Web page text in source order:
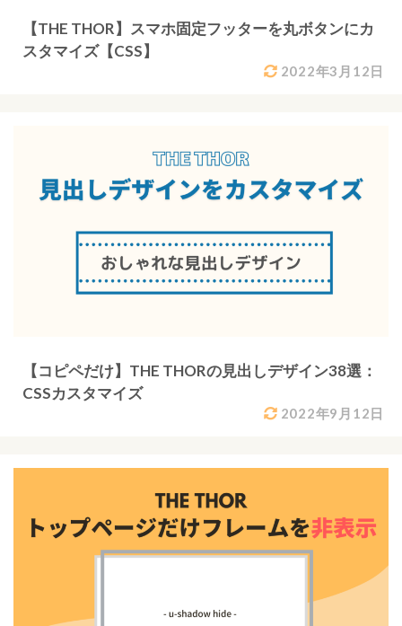
2022年3月12日
【THE THOR】スマホ固定フッターを丸ボタンにカ
スタマイズ【CSS】
2022年9月12日
【コピペだけ】THE THORの見出しデザイン38選：
CSSカスタマイズ